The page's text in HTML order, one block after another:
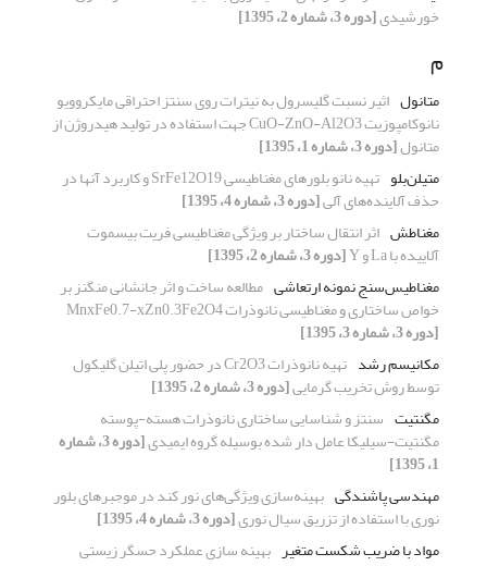
خورشیدی[دوره 3، شماره 2، 1395]
م
متانول اثیر نسبت گلیسرول به نیترات روی سنتز احتراقی مایکروویو
نانوکامپوزیت CuO-ZnO-Al2O3 جهت استفاده در تولید هیدروژن از
متانول[دوره 3، شماره 1، 1395]
متیلن‌بلو
تهیه نانو بلور‌های مغناطیسی SrFe12O19 و کاربرد آنها در
حذف آلاینده‌های آلی[دوره 3، شماره 4، 1395]
مغناطش اثر انتقال ساختار بر ویژگی مغناطیسی فریت بیسموت
آلاییده با La و Y
[دوره 3، شماره 2، 1395]
مغناطیس‌سنج نمونه ارتعاشی مطالعه ساخت و اثر جانشانی منگنز بر
خواص ساختاری و مغناطیسی نانوذرات MnxFe0.7-xZn0.3Fe2O4
[دوره 3، شماره 3، 1395]
مکانیسم رشد
تهیه نانوذرات Cr2O3 در حضور پلی اتیلن گلیکول
توسط روش تخریب گرمایی[دوره 3، شماره 2، 1395]
مگنتیت سنتز و شناسایی ساختاری نانوذرات هسته-پوسته
مگنتیت-سیلیکا عامل دار شده بوسیله گروه ایمیدی [دوره 3، شماره
1، 1395]
مهندسی پاشندگی بهینه‌سازی ویژگی‌های نور کند در موجبرهای بلور
نوری با استفاده از تزریق سیال نوری[دوره 3، شماره 4، 1395]
مواد با ضریب شکست متغیر بهینه سازی عملکرد حسگر زیستی